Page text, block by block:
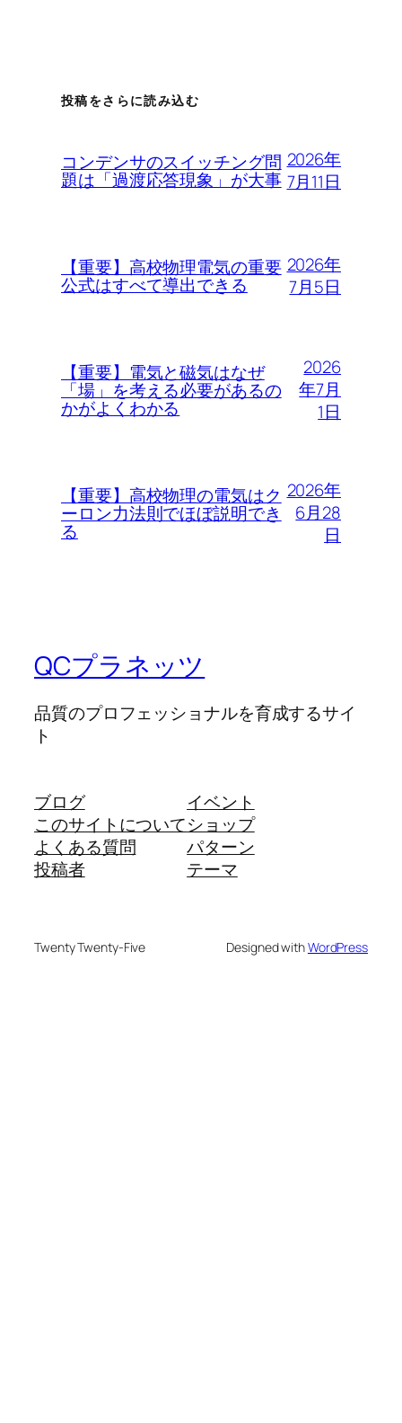
投稿をさらに読み込む
コンデンサのスイッチング問
題は「過渡応答現象」が大事
2026年
7月11日
【重要】高校物理電気の重要
公式はすべて導出できる
2026年
7月5日
【重要】電気と磁気はなぜ
「場」を考える必要があるの
かがよくわかる
2026
年7月
1日
【重要】高校物理の電気はク
ーロン力法則でほぼ説明でき
る
2026年
6月28
日
QCプラネッツ
品質のプロフェッショナルを育成するサイ
ト
ブログ
このサイトについて
よくある質問
投稿者
イベント
ショップ
パターン
テーマ
Twenty Twenty-Five Designed withWordPress